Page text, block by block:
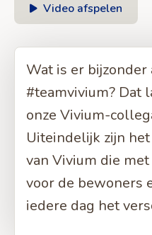
Video afspelen
Wat is er
#teamvivium? Dat
onze Vivium-
Uiteindelijk zijn
van Vivium die
voor de bewoners
iedere dag het